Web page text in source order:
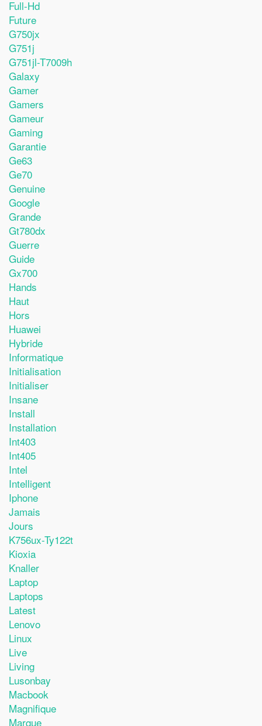
Full-Hd
Future
G750jx
G751j
G751jl-T7009h
Galaxy
Gamer
Gamers
Gameur
Gaming
Garantie
Ge63
Ge70
Genuine
Google
Grande
Gt780dx
Guerre
Guide
Gx700
Hands
Haut
Hors
Huawei
Hybride
Informatique
Initialisation
Initialiser
Insane
Install
Installation
Int403
Int405
Intel
Intelligent
Iphone
Jamais
Jours
K756ux-Ty122t
Kioxia
Knaller
Laptop
Laptops
Latest
Lenovo
Linux
Live
Living
Lusonbay
Macbook
Magnifique
Marque